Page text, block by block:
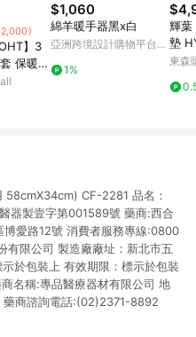
】3
保暖外
女共版
加熱外
$1,060
綿羊暖手器黑x白
亞洲跨境設計購物平台
1%
輝葉
墊
車
東森
CF-2281 品名：
器製壹字第001589號 藥商:西合
愛路12號 消費者服務專線:0800
限公司 製造廠廠址：新北市五
於包裝上 有效期限：標示於包裝
名稱:專品醫療器材有限公司 地
藥商諮詢電話:(02)2371-8892